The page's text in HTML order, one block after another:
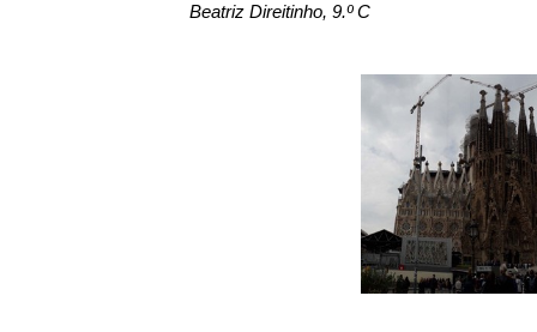
Beatriz Direitinho, 9.º C